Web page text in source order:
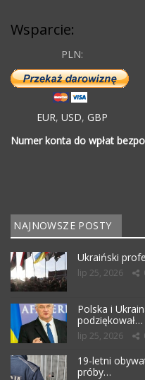
Wsparcie:
PLN:
EUR, USD, GBP
Numer konta do wpłat
NAJNOWSZE POSTY
Ukraiński
lip 25, 2026
Polska i
podziękował…
lip 25, 2026
19-letni
próby…